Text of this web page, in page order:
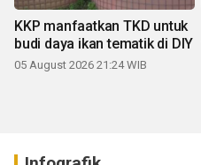
KKP manfaatkan TKD untuk
budi daya ikan tematik di DIY
05 August 2026 21:24 WIB